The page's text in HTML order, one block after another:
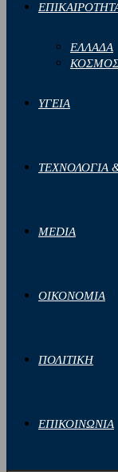
ΕΛΛΑΔΑ
ΥΓΕΙΑ
ΤΕΧΝΟΛΟΓΙΑ
MEDIA
ΟΙΚΟΝΟΜΙΑ
ΠΟΛΙΤΙΚΗ
ΕΠΙΚΟΙΝΩΝΙΑ